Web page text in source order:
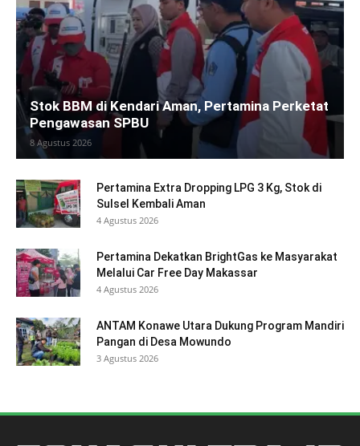
Stok BBM di Kendari Aman, Pertamina Perketat
Pengawasan SPBU
8 Agustus 2026
Pertamina Extra Dropping LPG 3 Kg, Stok di
Sulsel Kembali Aman
4 Agustus 2026
Pertamina Dekatkan BrightGas ke Masyarakat
Melalui Car Free Day Makassar
4 Agustus 2026
ANTAM Konawe Utara Dukung Program Mandiri
Pangan di Desa Mowundo
3 Agustus 2026